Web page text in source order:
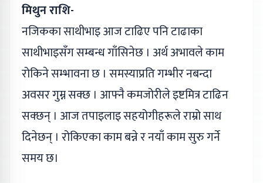
मिथुन राशि-
नजिकका साथीभाइ आज टाढिए पनि टाढाका
साथीभाइसँग सम्बन्ध गाँसिनेछ । अर्थ अभावले काम
रोकिने सम्भावना छ । समस्याप्रति गम्भीर नबन्दा
अवसर गुम्न सक्छ । आफ्नै कमजोरीले इष्टमित्र टाढिन
सक्छन् । आज तपाइलाइ सहयोगीहरूले राम्रो साथ
दिनेछन् । रोकिएका काम बन्ने र नयाँ काम सुरु गर्ने
समय छ।